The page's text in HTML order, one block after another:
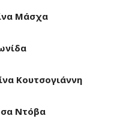
Μάσχα
Κουτσογιάννη
Ντόβα